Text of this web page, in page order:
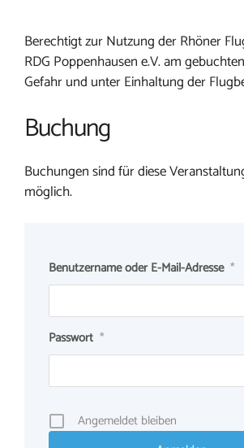
Berechtigt zur Nutzung der Rhöner
RDG Poppenhausen e.V. am
Gefahr und unter Einhaltung der
Buchung
Buchungen sind für diese
möglich.
Benutzername oder E-Mail-Adresse *
Passwort *
Angemeldet bleiben